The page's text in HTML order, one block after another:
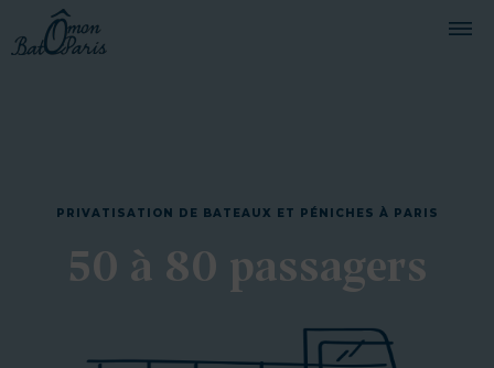
SERVICES
PRESTATIONS
ÉQUIPAGE
JOURNAL DE BORD
PRIVATISATION DE BATEAUX ET PÉNICHES À PARIS
50 à 80 passagers